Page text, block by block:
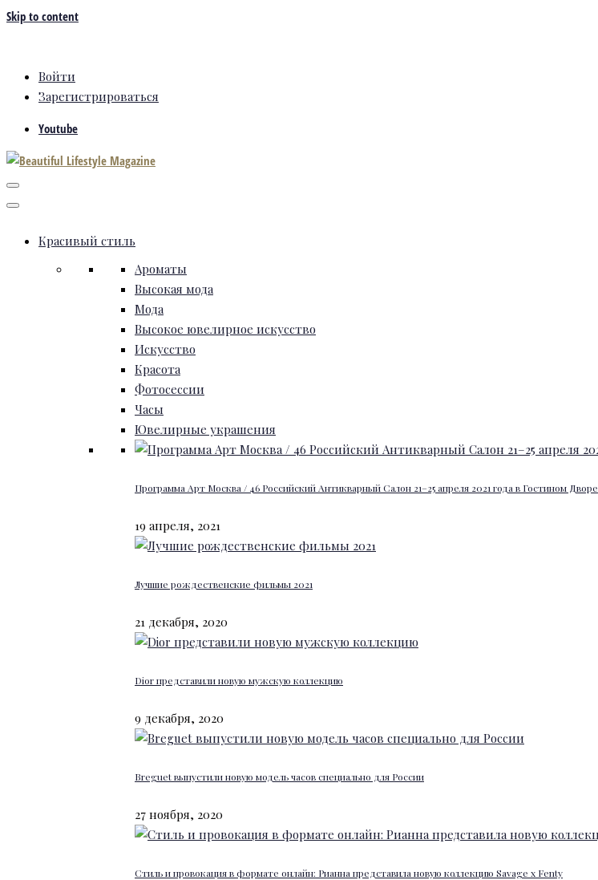
Skip to content
Войти
Зарегистрироваться
Youtube
Красивый стиль
Ароматы
Высокая мода
Мода
Высокое ювелирное искусство
Искусство
Красота
Фотосессии
Часы
Ювелирные украшения
Программа Арт Москва / 46 Российский Антикварный Салон 21–25 апреля 2021 года в Гостином Дворе
19 апреля, 2021
Лучшие рождественские фильмы 2021
21 декабря, 2020
Dior представили новую мужскую коллекцию
9 декабря, 2020
Breguet выпустили новую модель часов специально для России
27 ноября, 2020
Стиль и провокация в формате онлайн: Рианна представила новую коллекцию Savage x Fenty